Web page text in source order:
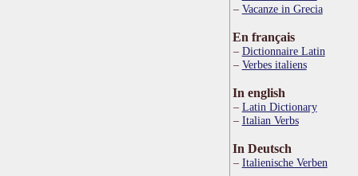
Vacanze in Grecia
En français
Dictionnaire Latin
Verbes italiens
In english
Latin Dictionary
Italian Verbs
In Deutsch
Italienische Verben